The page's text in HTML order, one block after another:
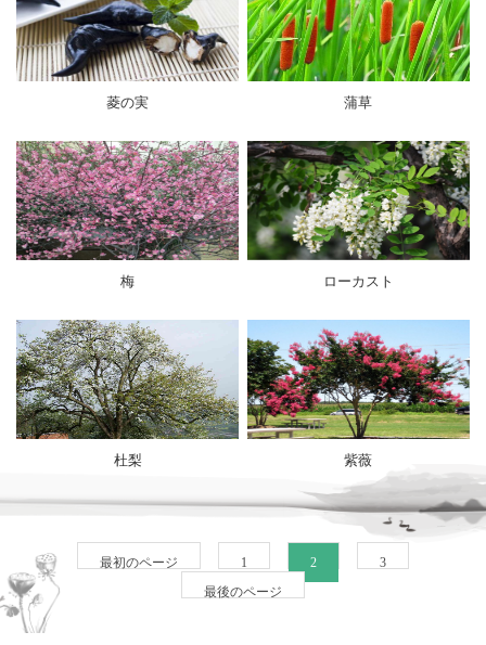
菱の実 蒲草
梅 ローカスト
杜梨 紫薇
最初のページ 1 2
3
最後のページ